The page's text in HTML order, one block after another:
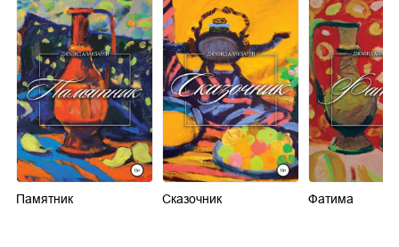
Памятник Сказочник Фатима